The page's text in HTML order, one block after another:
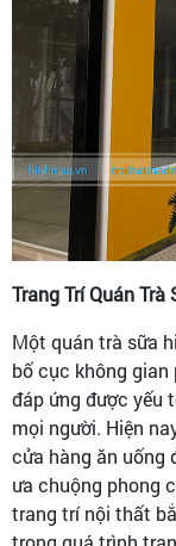
Trang Trí Quán
Một quán trà sữa
bố cục không
đáp ứng được yếu
mọi người. Hiện
cửa hàng ăn uống
ưa chuộng phong
trang trí nội thất